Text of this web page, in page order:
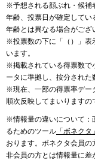
※予想される顔ぶれ・候補
年齢、投票日が確定して
年齢とは異なる場合がござ
※投票数の下に「（）」表
います。
※掲載されている得票数で
ータに準拠し、按分された
※現在、一部の得票率デー
順次反映してまいりますの
※情報量の違いについて：
るためのツール 「ボネクタ」
おります。ボネクタ会員の
非会員の方とは情報量に差